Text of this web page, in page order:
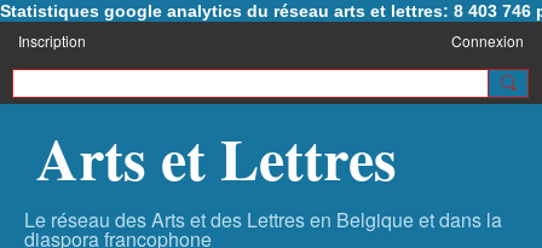
Statistiques google analytics du réseau arts et lettres: 8 403 746
Inscription Connexion
Arts et Lettres